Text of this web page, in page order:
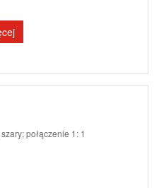
połączenie 1: 1